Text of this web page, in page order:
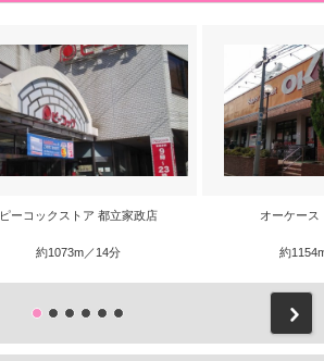
ピーコックストア 都立家政店
約1073m／14分
オーケース
約